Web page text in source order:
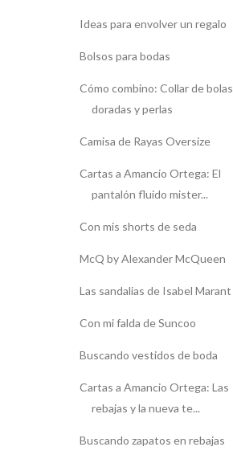
Ideas para envolver un regalo
Bolsos para bodas
Cómo combino: Collar de bolas
doradas y perlas
Camisa de Rayas Oversize
Cartas a Amancio Ortega: El
pantalón fluido mister...
Con mis shorts de seda
McQ by Alexander McQueen
Las sandalias de Isabel Marant
Con mi falda de Suncoo
Buscando vestidos de boda
Cartas a Amancio Ortega: Las
rebajas y la nueva te...
Buscando zapatos en rebajas